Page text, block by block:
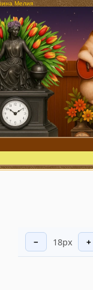
Мелия
− 18px +